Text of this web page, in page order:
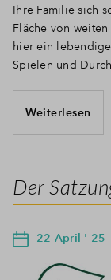
Ihre Familie sich
Fläche von
hier ein
Spielen und
Weiterlesen
Der
22 April ' 25